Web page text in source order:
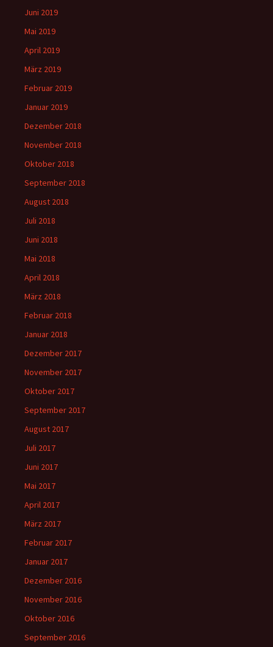
Juni 2019
Mai 2019
April 2019
März 2019
Februar 2019
Januar 2019
Dezember 2018
November 2018
Oktober 2018
September 2018
August 2018
Juli 2018
Juni 2018
Mai 2018
April 2018
März 2018
Februar 2018
Januar 2018
Dezember 2017
November 2017
Oktober 2017
September 2017
August 2017
Juli 2017
Juni 2017
Mai 2017
April 2017
März 2017
Februar 2017
Januar 2017
Dezember 2016
November 2016
Oktober 2016
September 2016